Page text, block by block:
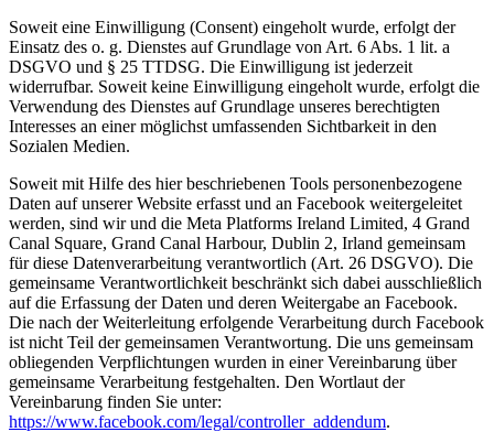
Soweit eine Einwilligung (Consent) eingeholt wurde, erfolgt der
Einsatz des o. g. Dienstes auf Grundlage von Art. 6 Abs. 1 lit. a
DSGVO und § 25 TTDSG. Die Einwilligung ist jederzeit
widerrufbar. Soweit keine Einwilligung eingeholt wurde, erfolgt die
Verwendung des Dienstes auf Grundlage unseres berechtigten
Interesses an einer möglichst umfassenden Sichtbarkeit in den
Sozialen Medien.
Soweit mit Hilfe des hier beschriebenen Tools personenbezogene
Daten auf unserer Website erfasst und an Facebook weitergeleitet
werden, sind wir und die Meta Platforms Ireland Limited, 4 Grand
Canal Square, Grand Canal Harbour, Dublin 2, Irland gemeinsam
für diese Datenverarbeitung verantwortlich (Art. 26 DSGVO). Die
gemeinsame Verantwortlichkeit beschränkt sich dabei ausschließlich
auf die Erfassung der Daten und deren Weitergabe an Facebook.
Die nach der Weiterleitung erfolgende Verarbeitung durch Facebook
ist nicht Teil der gemeinsamen Verantwortung. Die uns gemeinsam
obliegenden Verpflichtungen wurden in einer Vereinbarung über
gemeinsame Verarbeitung festgehalten. Den Wortlaut der
Vereinbarung finden Sie unter:
https://www.facebook.com/legal/controller_addendum.